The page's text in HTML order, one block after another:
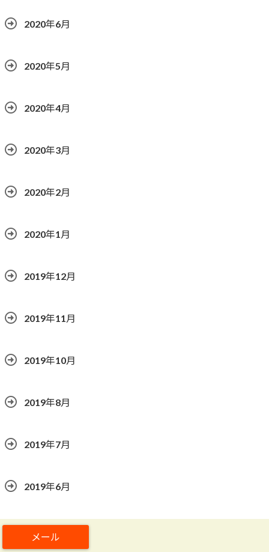
2020年6月
2020年5月
2020年4月
2020年3月
2020年2月
2020年1月
2019年12月
2019年11月
2019年10月
2019年8月
2019年7月
2019年6月
2019年5月